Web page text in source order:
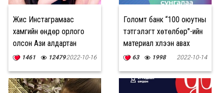
Жисү Инстаграмаас
хамгийн өндөр орлого
олсон Ази алдартан
боллоо
1461 124792022-10-16
Голомт банк “100 оюутны
тэтгэлэгт хөтөлбөр"-ийн
материал хүлээн авах
хугацааг ХОЁР хоногоор
63 1998 2022-10-14